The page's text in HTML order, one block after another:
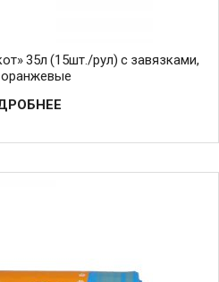
35л (15шт./рул) с завязками,